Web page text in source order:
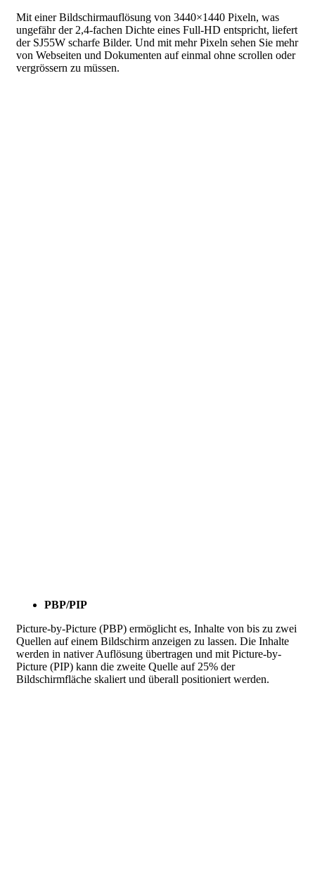
Mit einer Bildschirmauflösung von 3440×1440 Pixeln, was
ungefähr der 2,4-fachen Dichte eines Full-HD entspricht, liefert
der SJ55W scharfe Bilder. Und mit mehr Pixeln sehen Sie mehr
von Webseiten und Dokumenten auf einmal ohne scrollen oder
vergrössern zu müssen.
PBP/PIP
Picture-by-Picture (PBP) ermöglicht es, Inhalte von bis zu zwei
Quellen auf einem Bildschirm anzeigen zu lassen. Die Inhalte
werden in nativer Auflösung übertragen und mit Picture-by-
Picture (PIP) kann die zweite Quelle auf 25% der
Bildschirmfläche skaliert und überall positioniert werden.